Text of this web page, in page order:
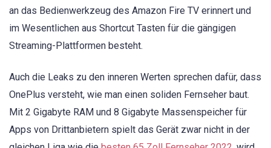
an das Bedienwerkzeug des Amazon Fire TV erinnert und
im Wesentlichen aus Shortcut Tasten für die gängigen
Streaming-Plattformen besteht.
Auch die Leaks zu den inneren Werten sprechen dafür, dass
OnePlus versteht, wie man einen soliden Fernseher baut.
Mit 2 Gigabyte RAM und 8 Gigabyte Massenspeicher für
Apps von Drittanbietern spielt das Gerät zwar nicht in der